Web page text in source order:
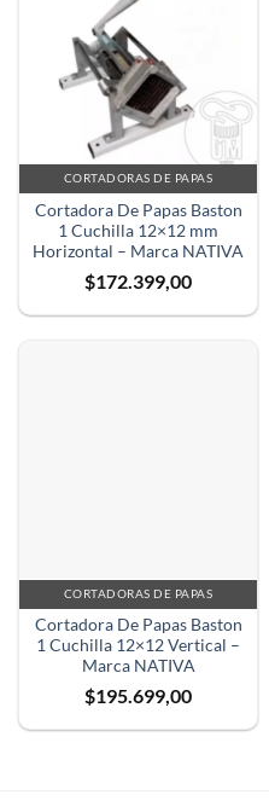
CORTADORAS DE PAPAS
Cortadora De Papas Baston
1 Cuchilla 12×12 mm
Horizontal – Marca NATIVA
$172.399,00
CORTADORAS DE PAPAS
Cortadora De Papas Baston
1 Cuchilla 12×12 Vertical –
Marca NATIVA
$195.699,00